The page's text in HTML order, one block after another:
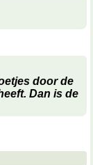
door de
Dan is de